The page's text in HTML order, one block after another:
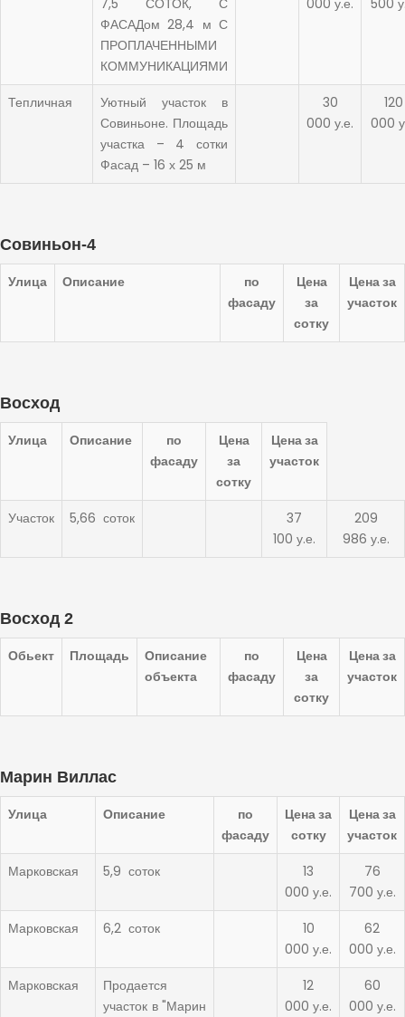
7,5 СОТОК, С
ФАСАДом 28,4 м С
ПРОПЛАЧЕННЫМИ
КОММУНИКАЦИЯМИ
000 у.е. 500
Тепличная
Уютный участок в
Совиньоне. Площадь
участка – 4 сотки
Фасад – 16 х 25 м
30
000 у.е.
120
000
Совиньон-4
Улица Описание
по
фасаду
Цена
за
сотку
Цена за
участок
Восход
Улица Описание
по
фасаду
Цена
за
сотку
Цена за
участок
Участок 5,66 соток
37
100 у.е.
209
986 у.е.
Восход 2
Обьект Площадь
Описание
объекта
по
фасаду
Цена
за
сотку
Цена за
участок
Марин Виллас
Улица Описание
по
фасаду
Цена за
сотку
Цена за
участок
Марковская
5,9 соток
13
000 у.е.
76
700 у.е.
Марковская
6,2 соток
10
000 у.е.
62
000 у.е.
Марковская
Продается
участок в "Марин
12
000 у.е.
60
000 у.е.